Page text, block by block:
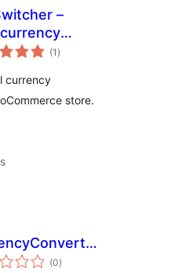
–
switcher
(1 értékelés
összesen
)
currency
store.
for
(0értékelés
összesen
)